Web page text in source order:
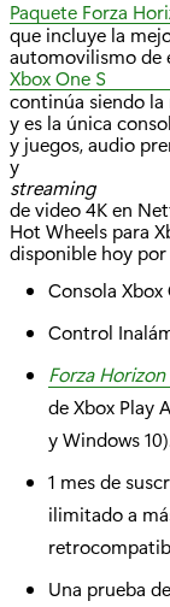
Paquete Forza
que incluye la
automovilismo de
Xbox One S
continúa siendo
y es la única
y juegos, audio
y
streaming
de video 4K en
Hot Wheels para
disponible hoy
Consola Xbox
Control
Forza Horizon
de Xbox Play
y Windows
1 mes de
ilimitado a
Una prueba